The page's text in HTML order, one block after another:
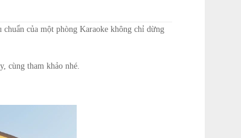
của một phòng Karaoke không chỉ dừng
cùng tham khảo nhé.